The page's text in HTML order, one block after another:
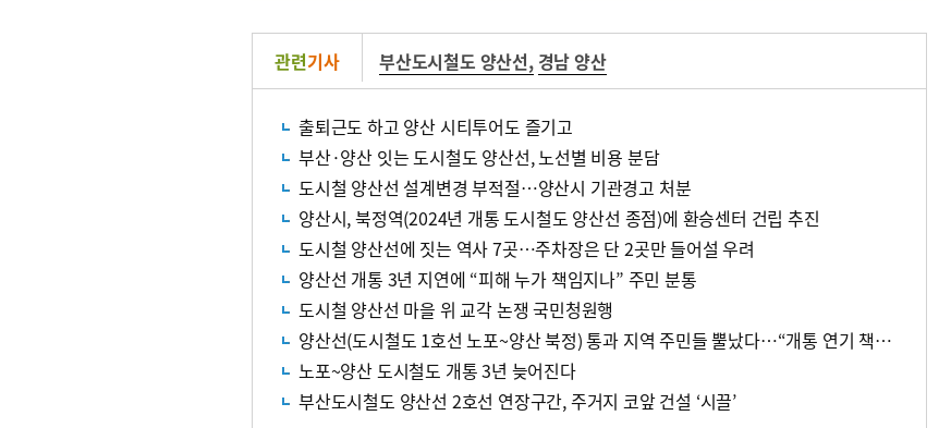
관련기사 부산도시철도 양산선, 경남 양산
출퇴근도 하고 양산 시티투어도 즐기고
부산·양산 잇는 도시철도 양산선, 노선별 비용 분담
도시철 양산선 설계변경 부적절…양산시 기관경고 처분
양산시, 북정역(2024년 개통 도시철도 양산선 종점)에 환승센터 건립 추진
도시철 양산선에 짓는 역사 7곳…주차장은 단 2곳만 들어설 우려
양산선 개통 3년 지연에 “피해 누가 책임지나” 주민 분통
도시철 양산선 마을 위 교각 논쟁 국민청원행
양산선(도시철도 1호선 노포~양산 북정) 통과 지역 주민들 뿔났다…“개통 연기 책임져라”
노포~양산 도시철도 개통 3년 늦어진다
부산도시철도 양산선 2호선 연장구간, 주거지 코앞 건설 ‘시끌’